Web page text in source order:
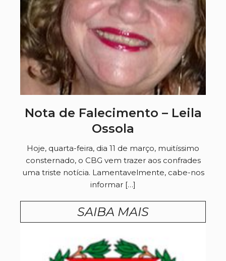
Nota de Falecimento – Leila
Ossola
Hoje, quarta-feira, dia 11 de março, muitíssimo
consternado, o CBG vem trazer aos confrades
uma triste notícia. Lamentavelmente, cabe-nos
informar […]
SAIBA MAIS